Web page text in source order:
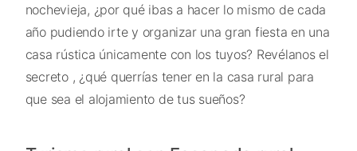
nochevieja, ¿por qué ibas a hacer lo mismo de cada
año pudiendo irte y organizar una gran fiesta en una
casa rústica únicamente con los tuyos? Revélanos el
secreto , ¿qué querrías tener en la casa rural para
que sea el alojamiento de tus sueños?